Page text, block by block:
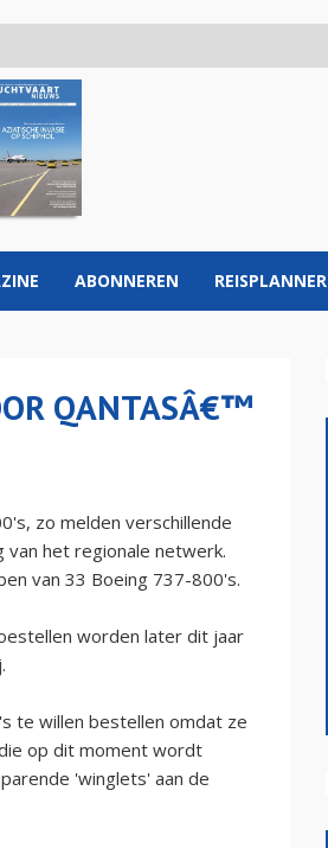
ABONNEREN REISPLANNER
QANTASÂ€™
zo melden verschillende
van het regionale netwerk.
van 33 Boeing 737-800's.
worden later dit jaar
te willen bestellen omdat ze
op dit moment wordt
'winglets' aan de